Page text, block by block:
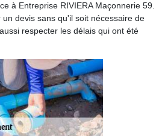
à Entreprise RIVIERA Maçonnerie 59.
devis sans qu'il soit nécessaire de
respecter les délais qui ont été